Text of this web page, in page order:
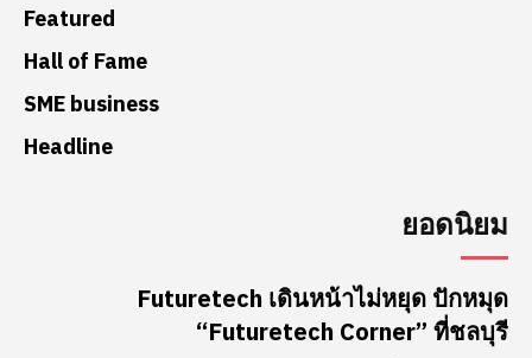
Featured
Hall of Fame
SME business
Headline
ยอดนิยม
Futuretech เดินหน้าไม่หยุด ปักหมุด
“Futuretech Corner” ที่ชลบุรี